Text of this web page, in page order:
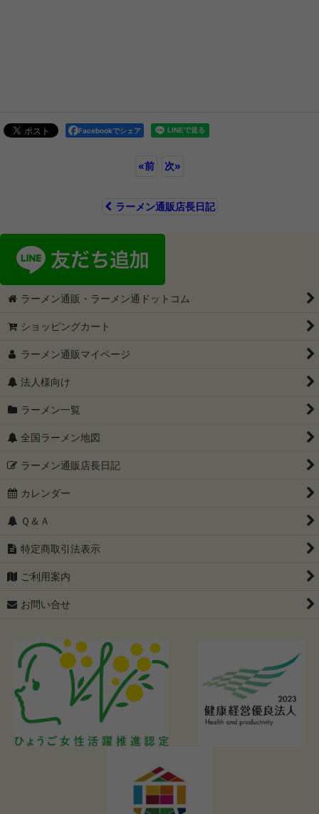
Facebookでシェア
«前 次»
ラーメン通販店長日記
ラーメン通販・ラーメン通ドットコム
ショッピングカート
ラーメン通販マイページ
法人様向け
ラーメン一覧
全国ラーメン地図
ラーメン通販店長日記
カレンダー
Ｑ＆Ａ
特定商取引法表示
ご利用案内
お問い合せ